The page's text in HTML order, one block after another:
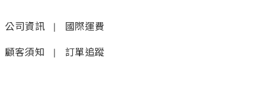
公司資訊 | 國際運費
顧客須知 | 訂單追蹤